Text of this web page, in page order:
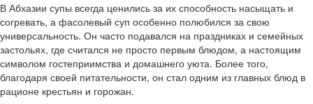
В Абхазии супы всегда ценились за их способность насыщать и
согревать, а фасолевый суп особенно полюбился за свою
универсальность. Он часто подавался на праздниках и семейных
застольях, где считался не просто первым блюдом, а настоящим
символом гостеприимства и домашнего уюта. Более того,
благодаря своей питательности, он стал одним из главных блюд в
рационе крестьян и горожан.